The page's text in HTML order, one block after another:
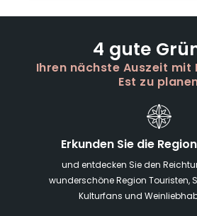
4 gute
Ihren nächste Auszeit mit
Est zu
Erkunden Sie die
und entdecken Sie den
wunderschöne Region Touristen,
Kulturfans und